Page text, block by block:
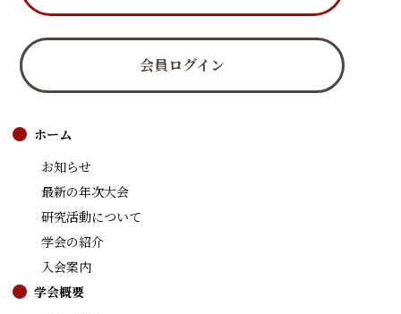
会員ログイン
ホーム
お知らせ
最新の年次大会
研究活動について
学会の紹介
入会案内
学会概要